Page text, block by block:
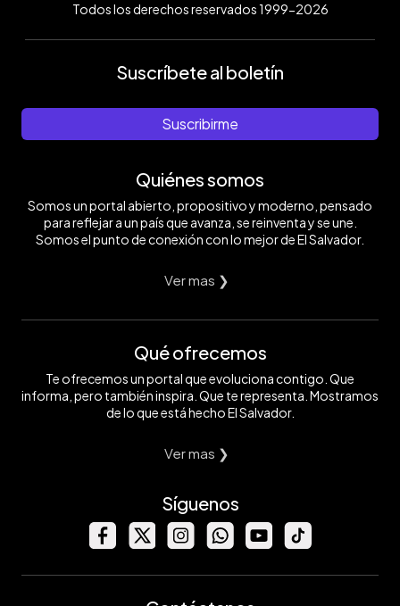
Todos los derechos reservados 1999-2026
Suscríbete al boletín
Suscribirme
Quiénes somos
Somos un portal abierto, propositivo y moderno, pensado
para reflejar a un país que avanza, se reinventa y se une.
Somos el punto de conexión con lo mejor de El Salvador.
Ver mas ❯
Qué ofrecemos
Te ofrecemos un portal que evoluciona contigo. Que
informa, pero también inspira. Que te representa. Mostramos
de lo que está hecho El Salvador.
Ver mas ❯
Síguenos